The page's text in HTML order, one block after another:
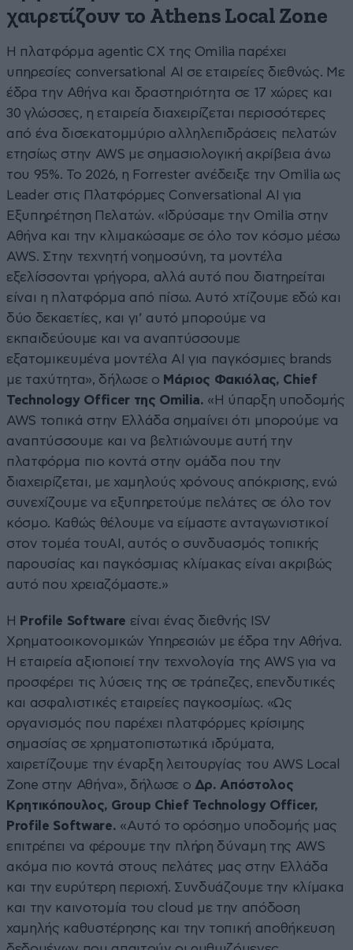
χαιρετίζουν το Athens Local Zone
Η πλατφόρμα agentic CX της Omilia παρέχει
υπηρεσίες conversational AI σε εταιρείες διεθνώς. Με
έδρα την Αθήνα και δραστηριότητα σε 17 χώρες και
30 γλώσσες, η εταιρεία διαχειρίζεται περισσότερες
από ένα δισεκατομμύριο αλληλεπιδράσεις πελατών
ετησίως στην AWS με σημασιολογική ακρίβεια άνω
του 95%. Το 2026, η Forrester ανέδειξε την Omilia ως
Leader στις Πλατφόρμες Conversational AI για
Εξυπηρέτηση Πελατών. «Ιδρύσαμε την Omilia στην
Αθήνα και την κλιμακώσαμε σε όλο τον κόσμο μέσω
AWS. Στην τεχνητή νοημοσύνη, τα μοντέλα
εξελίσσονται γρήγορα, αλλά αυτό που διατηρείται
είναι η πλατφόρμα από πίσω. Αυτό χτίζουμε εδώ και
δύο δεκαετίες, και γι’ αυτό μπορούμε να
εκπαιδεύουμε και να αναπτύσσουμε
εξατομικευμένα μοντέλα AI για παγκόσμιες brands
με ταχύτητα», δήλωσε ο Μάριος Φακιόλας, Chief
Technology Officer της Omilia. «Η ύπαρξη υποδομής
AWS τοπικά στην Ελλάδα σημαίνει ότι μπορούμε να
αναπτύσσουμε και να βελτιώνουμε αυτή την
πλατφόρμα πιο κοντά στην ομάδα που την
διαχειρίζεται, με χαμηλούς χρόνους απόκρισης, ενώ
συνεχίζουμε να εξυπηρετούμε πελάτες σε όλο τον
κόσμο. Καθώς θέλουμε να είμαστε ανταγωνιστικοί
στον τομέα τουAI, αυτός ο συνδυασμός τοπικής
παρουσίας και παγκόσμιας κλίμακας είναι ακριβώς
αυτό που χρειαζόμαστε.»
Η Profile Software είναι ένας διεθνής ISV
Χρηματοοικονομικών Υπηρεσιών με έδρα την Αθήνα.
Η εταιρεία αξιοποιεί την τεχνολογία της AWS για να
προσφέρει τις λύσεις της σε τράπεζες, επενδυτικές
και ασφαλιστικές εταιρείες παγκοσμίως. «Ως
οργανισμός που παρέχει πλατφόρμες κρίσιμης
σημασίας σε χρηματοπιστωτικά ιδρύματα,
χαιρετίζουμε την έναρξη λειτουργίας του AWS Local
Zone στην Αθήνα», δήλωσε ο Δρ. Απόστολος
Κρητικόπουλος, Group Chief Technology Officer,
Profile Software. «Αυτό το ορόσημο υποδομής μας
επιτρέπει να φέρουμε την πλήρη δύναμη της AWS
ακόμα πιο κοντά στους πελάτες μας στην Ελλάδα
και την ευρύτερη περιοχή. Συνδυάζουμε την κλίμακα
και την καινοτομία του cloud με την απόδοση
χαμηλής καθυστέρησης και την τοπική αποθήκευση